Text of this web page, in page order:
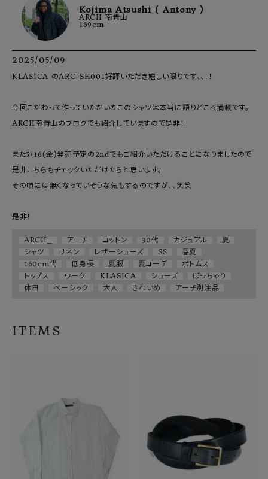
Kojima Atsushi ( Antony )
ARCH 南青山
169cm
2025/05/09
KLASICA のARC-SH001好評いただき嬉しい限りです、、！！
今回こだわって作っていただいたこのシャツは本当に語りどころ満載です。
ARCH南青山のブログでも紹介していますので是非！
また5/16(金)発売予定の2ndでもご紹介いただけることになりましたので
是非こちらもチェックいただけたらと思います。
その頃には無くなっていそうな気もするのですが、、笑笑
是非！
ARCH_ アーチ コットン 30代 カジュアル
夏
シャツ
リネン レザーシューズ SS
春夏
160cm代
低身長 夏服 夏コーデ
ボトムス
トップス
ワーク KLASICA シューズ
ぽっちゃり
休日
ベーシック 大人 きれいめ アーチ別注品
ITEMS